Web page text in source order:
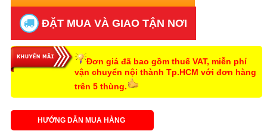
ĐẶT MUA VÀ GIAO TẬN NƠI
Đơn giá đã bao gồm thuế VAT, miễn phí
vận chuyển nội thành Tp.HCM với đơn hàng
trên 5 thùng.
HƯỚNG DẪN MUA HÀNG